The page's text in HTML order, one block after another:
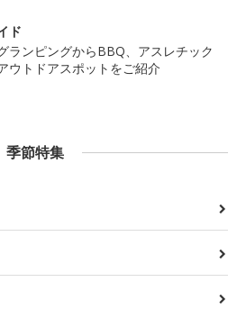
ド
ランピングからBBQ、アスレチック
ウトドアスポットをご紹介
季節特集